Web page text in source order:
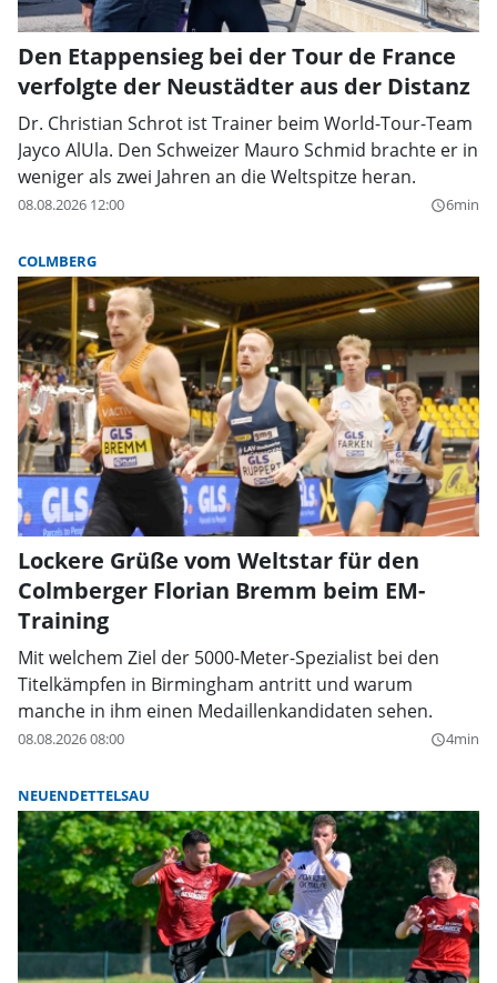
Den Etappensieg bei der Tour de France
verfolgte der Neustädter aus der Distanz
Dr. Christian Schrot ist Trainer beim World-Tour-Team
Jayco AlUla. Den Schweizer Mauro Schmid brachte er in
weniger als zwei Jahren an die Weltspitze heran.
08.08.2026 12:00 query_builder6min
COLMBERG
Lockere Grüße vom Weltstar für den
Colmberger Florian Bremm beim EM-
Training
Mit welchem Ziel der 5000-Meter-Spezialist bei den
Titelkämpfen in Birmingham antritt und warum
manche in ihm einen Medaillenkandidaten sehen.
08.08.2026 08:00 query_builder4min
NEUENDETTELSAU